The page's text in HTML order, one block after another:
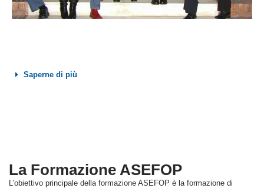
Saperne di più
La Formazione ASEFOP
L’obiettivo principale della formazione ASEFOP è la formazione di